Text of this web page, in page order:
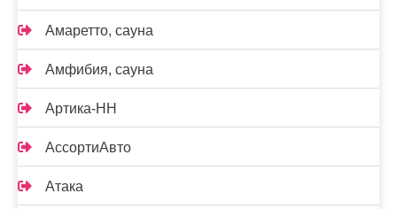
Амаретто, сауна
Амфибия, сауна
Артика-НН
АссортиАвто
Атака